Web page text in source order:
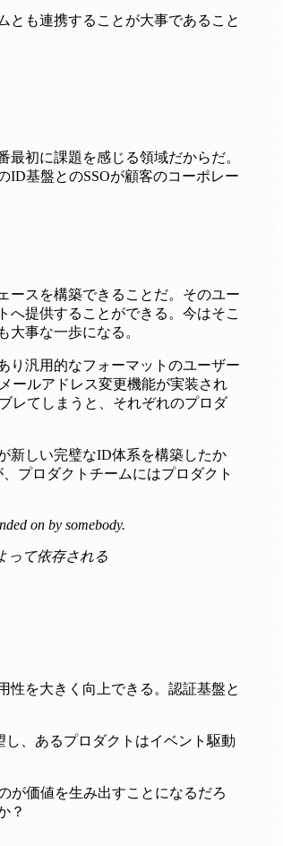
とも連携することが大事であること
初に課題を感じる領域だからだ。
ID基盤とのSSOが顧客のコーポレー
ースを構築できることだ。そのユー
へ提供することができる。今はそこ
事な一歩になる。
り汎用的なフォーマットのユーザー
ールアドレス変更機能が実装され
レてしまうと、それぞれのプロダ
新しい完璧なID体系を構築したか
プロダクトチームにはプロダクト
on by somebody.
って依存される
性を大きく向上できる。認証基盤と
、あるプロダクトはイベント駆動
が価値を生み出すことになるだろ
？